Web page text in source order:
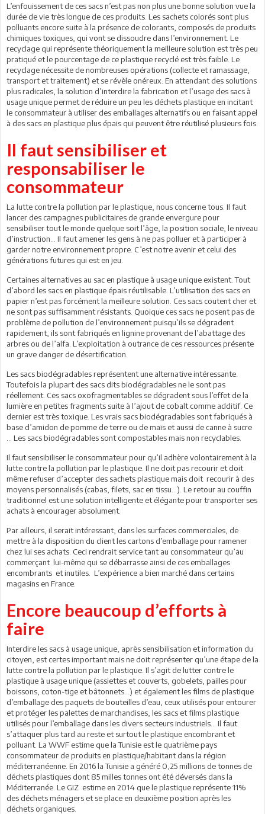
L’enfouissement de ces sacs n’est pas non plus une bonne solution vue la
durée de vie très longue de ces produits. Les sachets colorés sont plus
polluants encore suite à la présence de colorants, composés de produits
chimiques toxiques, qui vont se dissoudre dans l’environnement. Le
recyclage qui représente théoriquement la meilleure solution est très peu
pratiqué et le pourcentage de ce plastique recyclé est très faible. Le
recyclage nécessite de nombreuses opérations (collecte et ramassage,
transport et traitement) et se révèle onéreux. En attendant des solutions
plus radicales, la solution d’interdire la fabrication et l’usage des sacs à
usage unique permet de réduire un peu les déchets plastique en incitant
le consommateur à utiliser des emballages alternatifs ou en faisant appel
à des sacs en plastique plus épais qui peuvent être réutilisé plusieurs fois.
Il faut sensibiliser et
responsabiliser le
consommateur
La lutte contre la pollution par le plastique, nous concerne tous. Il faut
lancer des campagnes publicitaires de grande envergure pour
sensibiliser tout le monde quelque soit l’âge, la position sociale, le niveau
d’instruction… Il faut amener les gens à ne pas polluer et à participer à
garder notre environnement propre. C’est notre avenir et celui des
générations futures qui est en jeu.
Certaines alternatives au sac en plastique à usage unique existent. Tout
d’abord les sacs en plastique épais réutilisable. L’utilisation des sacs en
papier n’est pas forcément la meilleure solution. Ces sacs coutent cher et
ne sont pas suffisamment résistants. Quoique ces sacs ne posent pas de
problème de pollution de l’environnement puisqu’ils se dégradent
rapidement, ils sont fabriqués en lignine provenant de l’abattage des
arbres ou de l’alfa. L’exploitation à outrance de ces ressources présente
un grave danger de désertification.
Les sacs biodégradables représentent une alternative intéressante.
Toutefois la plupart des sacs dits biodégradables ne le sont pas
réellement. Ces sacs oxofragmentables se dégradent sous l’effet de la
lumière en petites fragments suite à l’ajout de cobalt comme additif. Ce
dernier est très toxique. Les vrais sacs biodégradables sont fabriqués à
base d’amidon de pomme de terre ou de maïs et aussi de canne à sucre
… Les sacs biodégradables sont compostables mais non recyclables.
Il faut sensibiliser le consommateur pour qu’il adhère volontairement à la
lutte contre la pollution par le plastique. Il ne doit pas recourir et doit
même refuser d’accepter des sachets plastique mais doit recourir à des
moyens personnalisés (cabas, filets, sac en tissu…). Le retour au couffin
traditionnel est une solution intelligente et élégante pour transporter ses
achats à encourager absolument.
Par ailleurs, il serait intéressant, dans les surfaces commerciales, de
mettre à la disposition du client les cartons d’emballage pour ramener
chez lui ses achats. Ceci rendrait service tant au consommateur qu’au
commerçant lui-même qui se débarrasse ainsi de ces emballages
encombrants et inutiles. L’expérience a bien marché dans certains
magasins en France.
Encore beaucoup d’efforts à
faire
Interdire les sacs à usage unique, après sensibilisation et information du
citoyen, est certes important mais ne doit représenter qu’une étape de la
lutte contre la pollution par le plastique. Il s’agit de lutter contre le
plastique à usage unique (assiettes et couverts, gobelets, pailles pour
boissons, coton-tige et bâtonnets…) et également les films de plastique
d’emballage des paquets de bouteilles d’eau, ceux utilisés pour entourer
et protéger les palettes de marchandises, les sacs et films plastique
utilisés pour l’emballage dans les divers secteurs industriels… Il faut
s’attaquer plus tard au reste et surtout le plastique encombrant et
polluant. La WWF estime que la Tunisie est le quatrième pays
consommateur de produits en plastique/habitant dans la région
méditerranéenne. En 2016 la Tunisie a généré 0,25 millions de tonnes de
déchets plastiques dont 85 milles tonnes ont été déversés dans la
Méditerranée. Le GIZ estime en 2014 que le plastique représente 11%
des déchets ménagers et se place en deuxième position après les
déchets organiques.